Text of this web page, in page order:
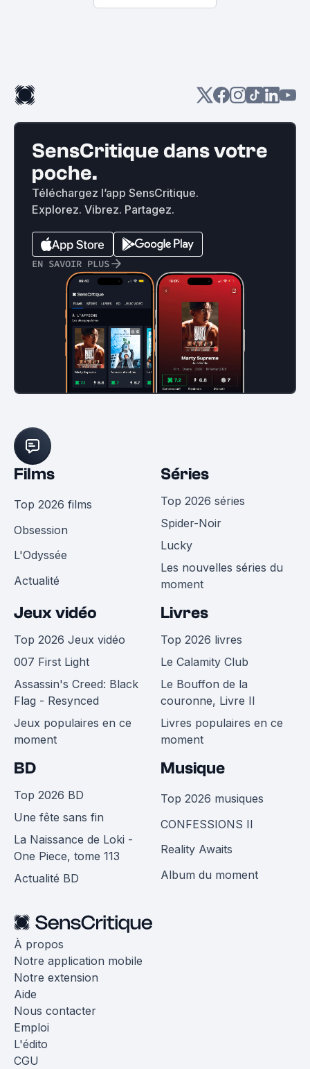
hauteurs)
SensCritique dans votre
poche.
Téléchargez l’app SensCritique.
Explorez. Vibrez. Partagez.
EN SAVOIR PLUS
Films
Top 2026 films
Obsession
L'Odyssée
Actualité
Séries
Top 2026 séries
Spider-Noir
Lucky
Les nouvelles séries du
moment
Jeux vidéo
Top 2026 Jeux vidéo
007 First Light
Assassin's Creed: Black
Flag - Resynced
Jeux populaires en ce
moment
Livres
Top 2026 livres
Le Calamity Club
Le Bouffon de la
couronne, Livre II
Livres populaires en ce
moment
BD
Top 2026 BD
Une fête sans fin
La Naissance de Loki -
One Piece, tome 113
Actualité BD
Musique
Top 2026 musiques
CONFESSIONS II
Reality Awaits
Album du moment
À propos
Notre application mobile
Notre extension
Aide
Nous contacter
Emploi
L'édito
CGU